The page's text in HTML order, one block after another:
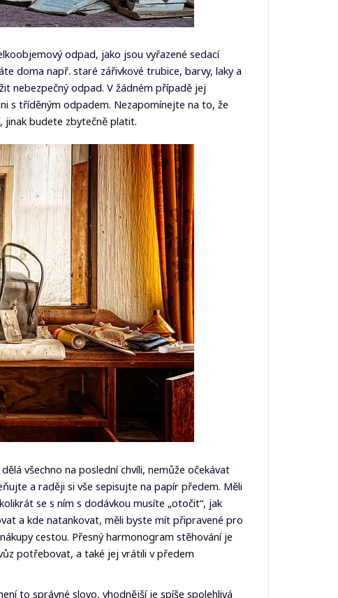
odpad, jako jsou vyřazené sedací
doma např. staré zářivkové trubice, barvy, laky a
nebezpečný odpad. V žádném případě jej
s tříděným odpadem. Nezapomínejte na to, že
budete zbytečně platit.
všechno na poslední chvíli, nemůže očekávat
a raději si vše sepisujte na papír předem. Měli
se s ním s dodávkou musíte „otočit“, jak
a kde natankovat, měli byste mít připravené pro
cestou. Přesný harmonogram stěhování je
potřebovat, a také jej vrátili v předem
to správné slovo, vhodnější je spíše spolehlivá